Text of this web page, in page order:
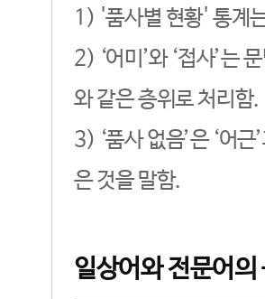
1) '품사별 현황' 통계
2) ‘어미’와 ‘접사’는
와 같은 층위로 처리함.
3) ‘품사 없음’은 ‘어
은 것을 말함.
일상어와 전문어의